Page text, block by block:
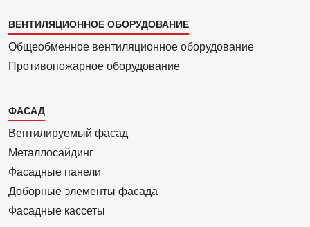
ВЕНТИЛЯЦИОННОЕ ОБОРУДОВАНИЕ
Общеобменное вентиляционное оборудование
Противопожарное оборудование
Каталог
2
ФАСАД
Вентилиру­емый фасад
Металло­сайдинг
Фасадные панели
Доборные элементы фасада
Фасадные кассеты